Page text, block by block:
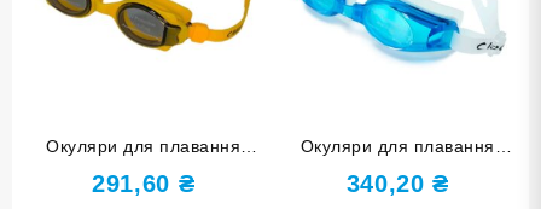
Окуляри для плавання
дитячі LEACCO SG100-
yellow жовті
291,60 ₴
Окуляри для плавання
LEACCO SG8100-azure
блакитні
340,20₴